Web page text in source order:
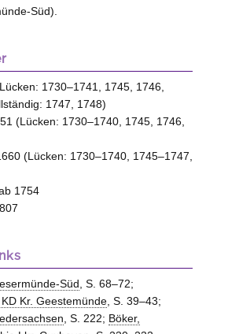
Süd).
1730–1741, 1745, 1746,
1747, 1748)
(Lücken: 1730–1740, 1745, 1746,
(Lücken: 1730–1740, 1745–1747,
1754
Süd, S. 68–72;
Kr. Geestemünde, S. 39–43;
, S. 222; Böker,